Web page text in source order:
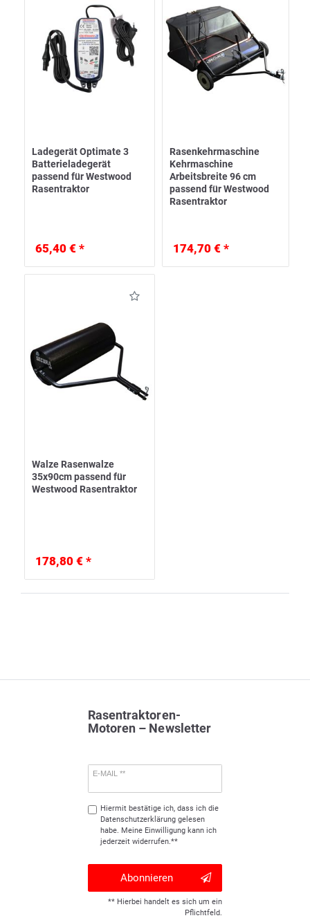
Ladegerät Optimate 3
Batterieladegerät
passend für Westwood
Rasentraktor
65,40 € *
Rasenkehrmaschine
Kehrmaschine
Arbeitsbreite 96 cm
passend für Westwood
Rasentraktor
174,70 € *
Walze Rasenwalze
35x90cm passend für
Westwood Rasentraktor
178,80 € *
Rasentraktoren-
Motoren – Newsletter
E-MAIL **
Hiermit bestätige ich, dass ich die
Daten­schutz­erklärunggelesen
habe. Meine Einwilligung kann ich
jederzeit widerrufen.**
Abonnieren
** Hierbei handelt es sich um ein
Pflichtfeld.